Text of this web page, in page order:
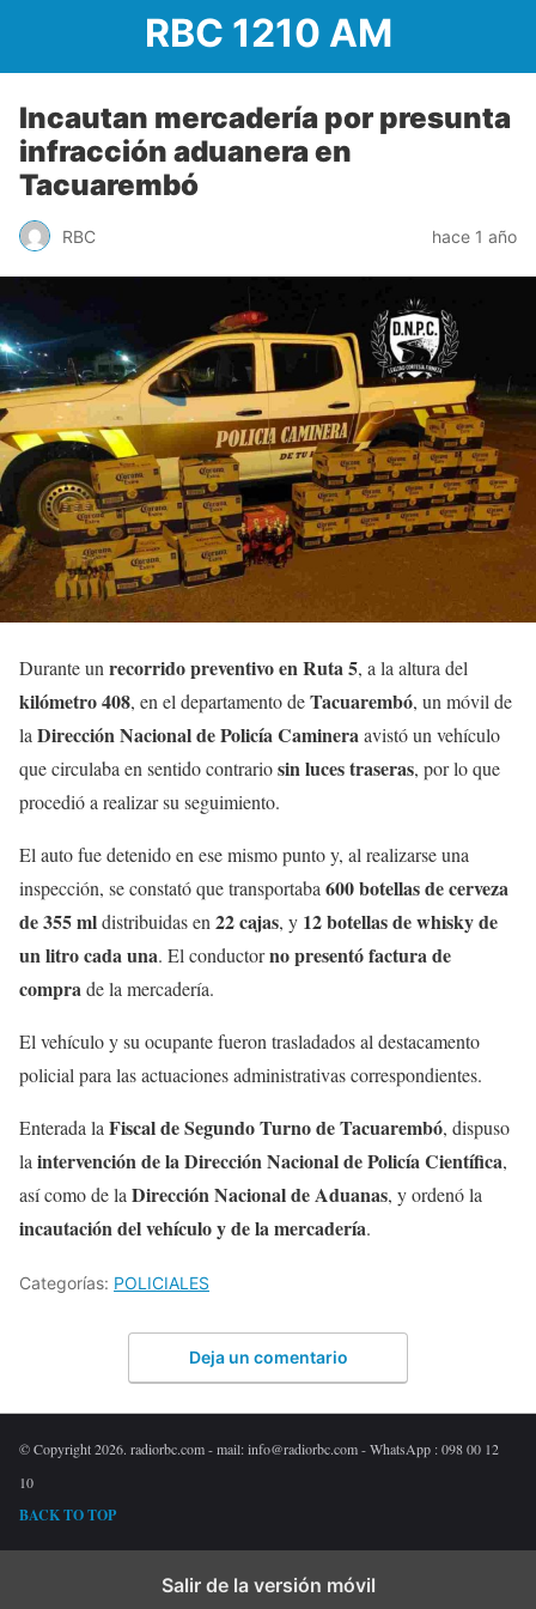
RBC 1210 AM
Incautan mercadería por presunta
infracción aduanera en
Tacuarembó
RBC hace 1 año
Durante un recorrido preventivo en Ruta 5, a la altura del
kilómetro 408, en el departamento deTacuarembó, un móvil de
la Dirección Nacional de Policía Camineraavistó un vehículo
que circulaba en sentido contrariosin luces traseras, por lo que
procedió a realizar su seguimiento.
El auto fue detenido en ese mismo punto y, al realizarse una
inspección, se constató que transportaba 600 botellas de cerveza
de 355 mldistribuidas en 22 cajas, y 12 botellas de whisky de
un litro cada una. El conductorno presentó factura de
comprade la mercadería.
El vehículo y su ocupante fueron trasladados al destacamento
policial para las actuaciones administrativas correspondientes.
Enterada la Fiscal de Segundo Turno de Tacuarembó, dispuso
la intervención de la Dirección Nacional de Policía Científica,
así como de la Dirección Nacional de Aduanas, y ordenó la
incautación del vehículo y de la mercadería.
Categorías: POLICIALES
Deja un comentario
© Copyright 2026. radiorbc.com - mail: info@radiorbc.com - WhatsApp : 098 00 12
10
BACK TO TOP
Salir de la versión móvil